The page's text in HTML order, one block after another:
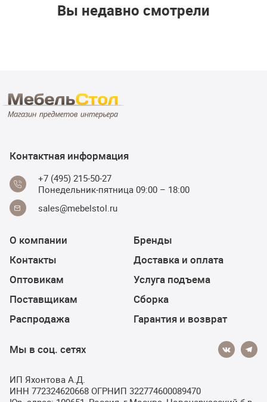
Вы недавно смотрели
Контактная информация
+7 (495) 215-50-27
Понедельник-пятница 09:00 – 18:00
sales@mebelstol.ru
О компании
Контакты
Оптовикам
Поставщикам
Распродажа
Бренды
Доставка и оплата
Услуга подъема
Сборка
Гарантия и возврат
Мы в соц. сетях
ИП Яхонтова А.Д.
ИНН 772324620668 ОГРНИП 322774600089470